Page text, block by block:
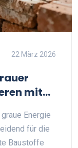
22 März 2026
mit
Energie
für die
Baustoffe